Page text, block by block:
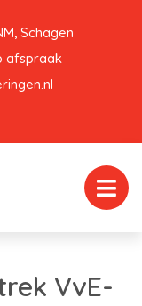
Schagen
afspraak
VvE-